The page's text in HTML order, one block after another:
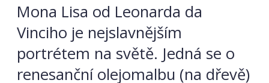
Mona Lisa od Leonarda da
Vinciho je nejslavnějším
portrétem na světě. Jedná se o
renesanční olejomalbu (na dřevě)